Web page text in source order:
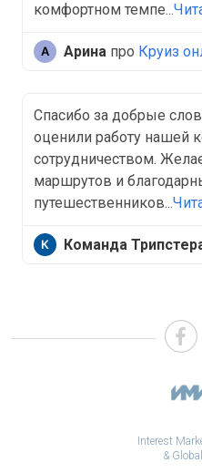
комфортном темпе...
Арина про Круиз
Спасибо за добрые
оценили работу нашей
сотрудничеством.
маршрутов и
путешественников...
Команда
Interest
&